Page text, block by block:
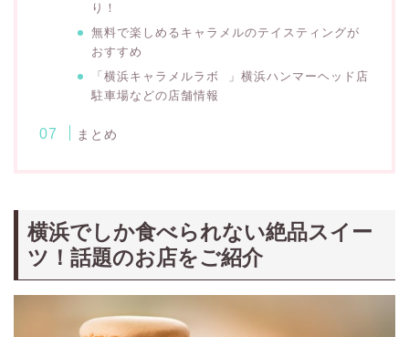
り！
無料で楽しめるキャラメルのテイスティングが
おすすめ
「横浜キャラメルラボ 」横浜ハンマーヘッド店
駐車場などの店舗情報
まとめ
横浜でしか食べられない絶品スイー
ツ！話題のお店をご紹介